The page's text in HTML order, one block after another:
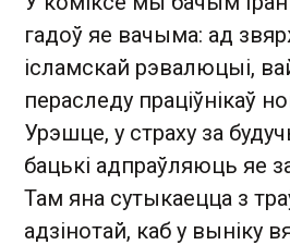
гадоў яе вачыма: ад
ісламскай рэвалюцыі,
пераследу праціўнікаў
Урэшце, у страху за
бацькі адпраўляюць яе
Там яна сутыкаецца з
адзінотай, каб у выніку